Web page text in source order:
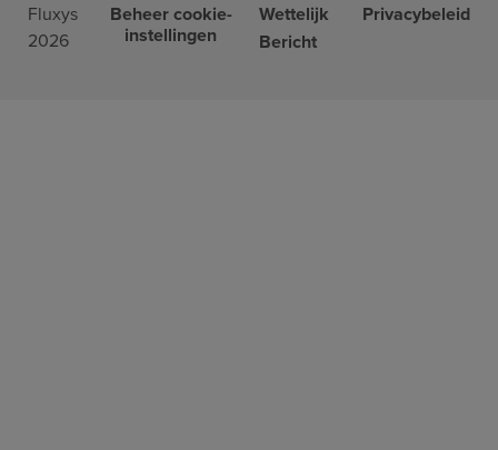
Fluxys
2026
Beheer cookie-
instellingen
Wettelijk
Bericht
Privacybeleid